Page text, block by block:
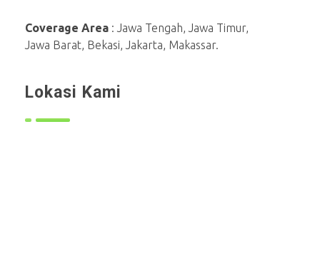
Coverage Area : Jawa Tengah, Jawa Timur,
Jawa Barat, Bekasi, Jakarta, Makassar.
Lokasi Kami